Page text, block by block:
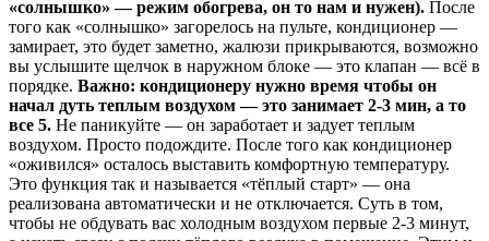
«солнышко» — режим обогрева, он то нам и нужен). После
того как «солнышко» загорелось на пульте, кондиционер —
замирает, это будет заметно, жалюзи прикрываются, возможно
вы услышите щелчок в наружном блоке — это клапан — всё в
порядке. Важно: кондиционеру нужно время чтобы он
начал дуть теплым воздухом — это занимает 2-3 мин, а то
все 5. Не паникуйте — он заработает и задует теплым
воздухом. Просто подождите. После того как кондиционер
«оживился» осталось выставить комфортную температуру.
Это функция так и называется «тёплый старт» — она
реализована автоматически и не отключается. Суть в том,
чтобы не обдувать вас холодным воздухом первые 2-3 минут,